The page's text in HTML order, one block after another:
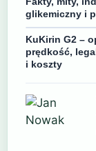
glikemiczny i
KuKirin G2 –
prędkość,
i koszty